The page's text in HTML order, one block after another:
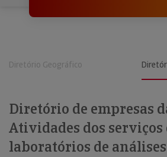
Diretório Geográfico
Diretório de empresas
Atividades dos serviços
laboratórios de